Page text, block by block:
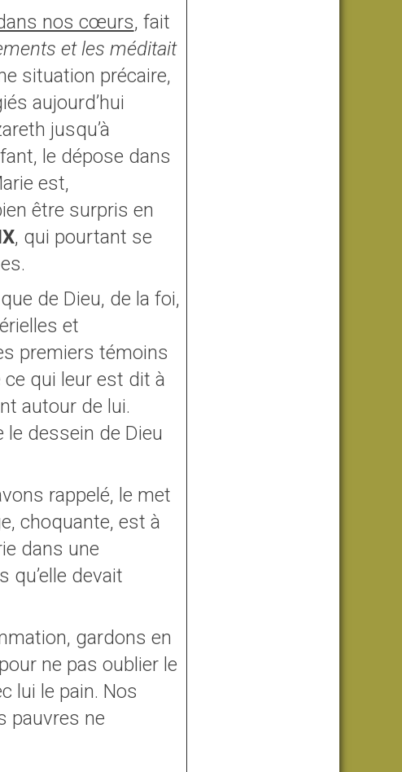
nos cœurs, fait
et les méditait
situation précaire,
aujourd’hui
jusqu’à
le dépose dans
est,
être surpris en
, qui pourtant se
de Dieu, de la foi,
et
premiers témoins
ce qui leur est dit à
autour de lui.
le dessein de Dieu
rappelé, le met
choquante, est à
dans une
qu’elle devait
gardons en
pour ne pas oublier le
lui le pain. Nos
pauvres ne